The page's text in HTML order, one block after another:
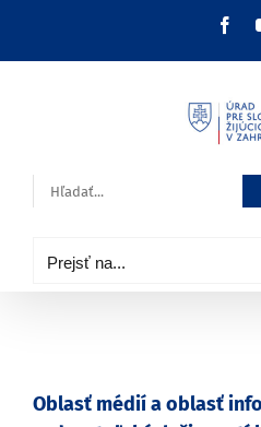
Hľadať:
Prejsť na...
Oblasť médií a oblasť